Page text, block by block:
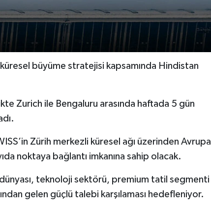
büyüme stratejisi kapsamında Hindistan
Zurich ile Bengaluru arasında haftada 5 gün
Zürih merkezli küresel ağı üzerinden Avrupa
noktaya bağlantı imkanına sahip olacak.
dünyası, teknoloji sektörü, premium tatil segmenti
gelen güçlü talebi karşılaması hedefleniyor.